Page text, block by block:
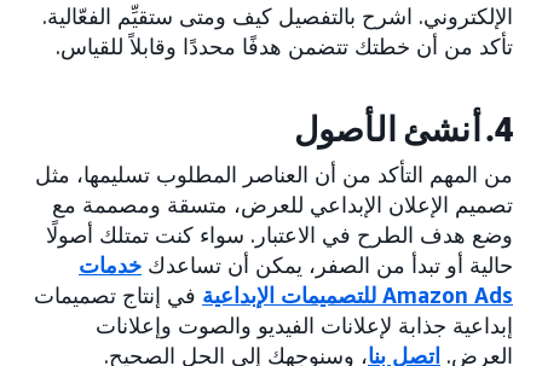
الإلكتروني. اشرح بالتفصيل كيف ومتى ستقيِّم الفعّالية.
تأكد من أن خطتك تتضمن هدفًا محددًا وقابلاً للقياس.
4. أنشئ الأصول
من المهم التأكد من أن العناصر المطلوب تسليمها، مثل
تصميم الإعلان الإبداعي للعرض، متسقة ومصممة مع
وضع هدف الطرح في الاعتبار. سواء كنت تمتلك أصولًا
حالية أو تبدأ من الصفر، يمكن أن تساعدك خدمات
Amazon Ads للتصميمات الإبداعية
في إنتاج تصميمات
إبداعية جذابة لإعلانات الفيديو والصوت وإعلانات
العرض. اتصل بنا، وسنوجهك إلى الحل الصحيح.